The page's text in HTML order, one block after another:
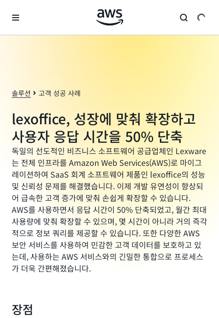
솔루션 고객 성공 사례
lexoffice, 성장에 맞춰 확장하고
사용자 응답 시간을 50% 단축
독일의 선도적인 비즈니스 소프트웨어 공급업체인 Lexware
는 전체 인프라를 Amazon Web Services(AWS)로 마이그
레이션하여 SaaS 회계 소프트웨어 제품인 lexoffice의 성능
및 신뢰성 문제를 해결했습니다. 이제 개발 유연성이 향상되
어 급속한 고객 증가에 맞춰 손쉽게 확장할 수 있습니다.
AWS를 사용하면서 응답 시간이 50% 단축되었고, 월간 최대
사용량에 맞춰 확장할 수 있으며, 몇 시간이 아니라 거의 즉각
적으로 정보 쿼리를 제공할 수 있습니다. 또한 다양한 AWS
보안 서비스를 사용하여 민감한 고객 데이터를 보호하고 있
는데, 사용하는 AWS 서비스와의 긴밀한 통합으로 프로세스
가 더욱 간편해졌습니다.
장점